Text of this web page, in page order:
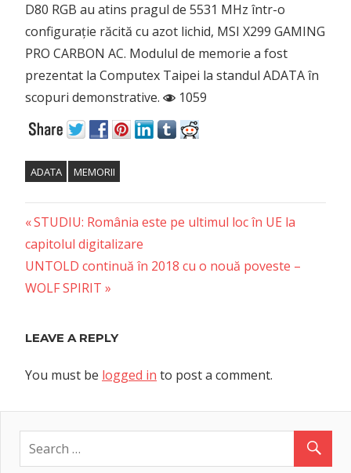
D80 RGB au atins pragul de 5531 MHz într-o
configurație răcită cu azot lichid, MSI X299 GAMING
PRO CARBON AC. Modulul de memorie a fost
prezentat la Computex Taipei la standul ADATA în
scopuri demonstrative.
1059
ADATA MEMORII
Post
navigation
Previous
Post:
STUDIU: România este pe ultimul loc în UE la
capitolul digitalizare
Next
Post:
UNTOLD continuă în 2018 cu o nouă poveste –
WOLF SPIRIT
LEAVE A REPLY
You must be logged in to post a comment.